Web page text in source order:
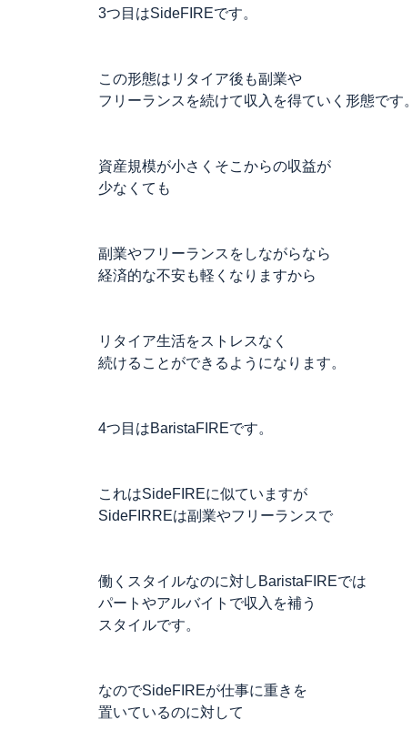
3つ目はSideFIREです。
この形態はリタイア後も副業や
フリーランスを続けて収入を得ていく形態です。
資産規模が小さくそこからの収益が
少なくても
副業やフリーランスをしながらなら
経済的な不安も軽くなりますから
リタイア生活をストレスなく
続けることができるようになります。
4つ目はBaristaFIREです。
これはSideFIREに似ていますが
SideFIRREは副業やフリーランスで
働くスタイルなのに対しBaristaFIREでは
パートやアルバイトで収入を補う
スタイルです。
なのでSideFIREが仕事に重きを
置いているのに対して